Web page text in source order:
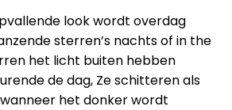
look wordt overdag
sterren’s nachts of in the
het licht buiten hebben
de dag, Ze schitteren als
het donker wordt